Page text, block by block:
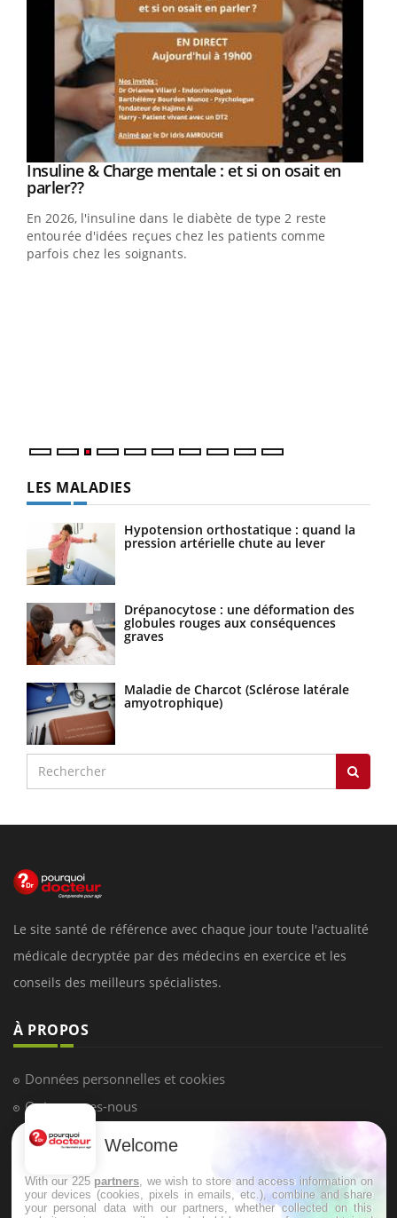
Youtube
Insuline & Charge mentale : et si on osait en
parler??Youtube
En 2026, l'insuline dans le diabète de type 2 reste
entourée d'idées reçues chez les patients comme
parfois chez les soignants.
LES MALADIES
Hypotension orthostatique : quand la
pression artérielle chute au lever
Drépanocytose : une déformation des
globules rouges aux conséquences
graves
Maladie de Charcot (Sclérose latérale
amyotrophique)
Le site santé de référence avec chaque jour toute l'actualité
médicale decryptée par des médecins en exercice et les
conseils des meilleurs spécialistes.
À PROPOS
Données personnelles et cookies
Qui sommes-nous
Conditions d'utilisation
Mentions Légales
Welcome
With our 225 partners , we wish to store and access information on
your devices (cookies, pixels in emails, etc.), combine and share
your personal data with our partners, whether collected on this